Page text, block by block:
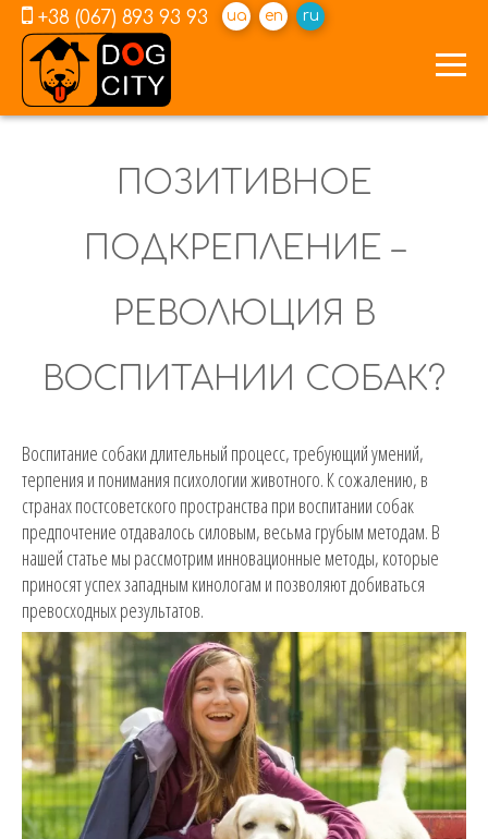
+38 (067) 893 93 93 ua en ru
ПОЗИТИВНОЕ
ПОДКРЕПЛЕНИЕ –
РЕВОЛЮЦИЯ В
ВОСПИТАНИИ СОБАК?
Воспитание собаки длительный процесс, требующий умений,
терпения и понимания психологии животного. К сожалению, в
странах постсоветского пространства при воспитании собак
предпочтение отдавалось силовым, весьма грубым методам. В
нашей статье мы рассмотрим инновационные методы, которые
приносят успех западным кинологам и позволяют добиваться
превосходных результатов.